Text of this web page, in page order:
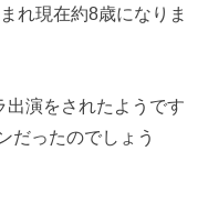
れ現在約8歳になりま
出演をされたようです
だったのでしょう